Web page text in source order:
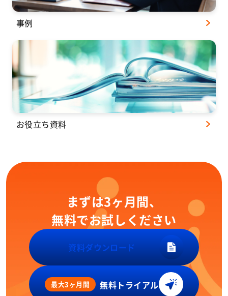
事例
お役立ち資料
まずは3ヶ月間、
無料でお試しください
資料ダウンロード
最大3ヶ月間 無料トライアル